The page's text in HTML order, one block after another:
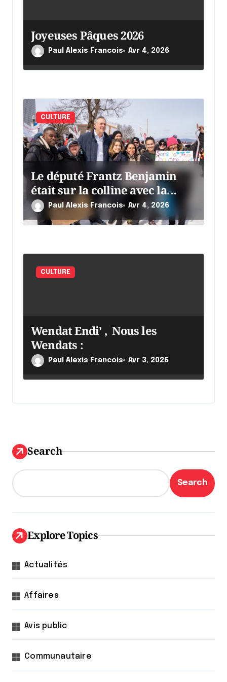
l
e
Joyeuses Pâques 2026
Paul Alexis Francois Avr 4, 2026
CULTURE
Le député Frantz Benjamin
était sur la colline avec la
chaumine
Paul Alexis Francois Avr 4, 2026
CULTURE
Wendat Endi’ , Nous les
Wendats :
Paul Alexis Francois Avr 3, 2026
Search
Search
Explore Topics
Actualités
Affaires
Avis public
Communautaire